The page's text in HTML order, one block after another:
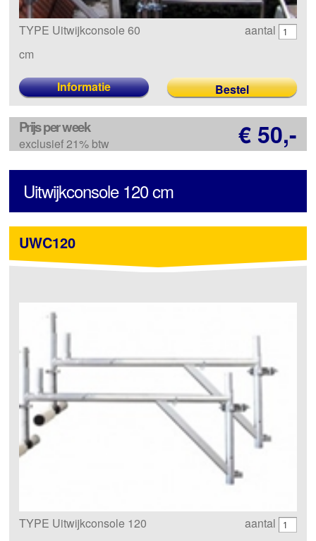
TYPE Uitwijkconsole 60
cm
aantal
Informatie
Prijs per week
exclusief 21% btw € 50,-
Uitwijkconsole 120 cm
UWC120
TYPE Uitwijkconsole 120
aantal